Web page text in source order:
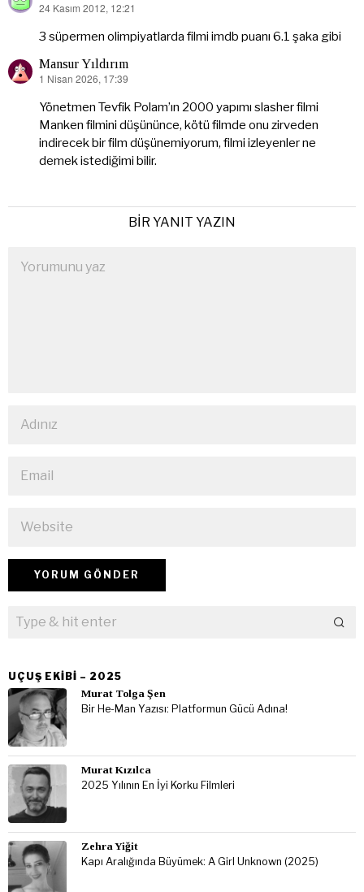
dedi
24 Kasım 2012, 12:21
3 süpermen olimpiyatlarda filmi imdb puanı 6.1 şaka gibi
Mansur Yıldırım
dedi
1 Nisan 2026, 17:39
Yönetmen Tevfik Polam’ın 2000 yapımı slasher filmi
Manken filmini düşününce, kötü filmde onu zirveden
indirecek bir film düşünemiyorum, filmi izleyenler ne
demek istediğimi bilir.
BIR YANIT YAZIN
UÇUŞ EKIBI – 2025
Murat Tolga Şen
Bir He-Man Yazısı: Platformun Gücü Adına!
Murat Kızılca
2025 Yılının En İyi Korku Filmleri
Zehra Yiğit
Kapı Aralığında Büyümek: A Girl Unknown (2025)